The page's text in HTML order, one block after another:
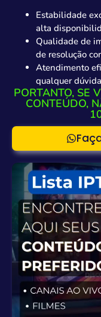
Estabilidade
alta
Qualidade de
de resolução
Atendimento
qualquer
PORTANTO, SE
CONTEÚDO,